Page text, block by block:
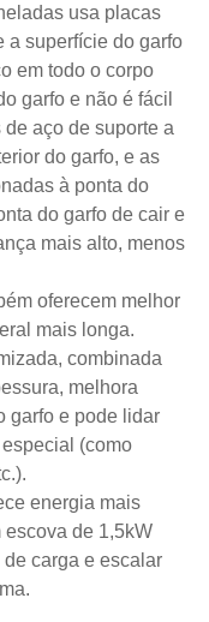
usa placas
a superfície do garfo
em todo o corpo
garfo e não é fácil
aço de suporte a
do garfo, e as
à ponta do
do garfo de cair e
mais alto, menos
oferecem melhor
mais longa.
combinada
melhora
garfo e pode lidar
(como
energia mais
escova de 1,5kW
carga e escalar